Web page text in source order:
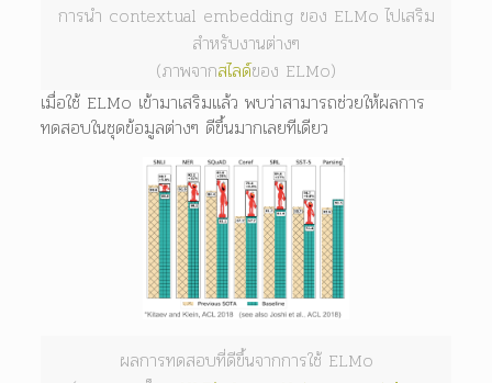
การนำ contextual embedding ของ ELMo ไปเสริม
สำหรับงานต่างๆ
(ภาพจากสไลด์ของ ELMo)
เมื่อใช้ ELMo เข้ามาเสริมแล้ว พบว่าสามารถช่วยให้ผลการ
ทดสอบในชุดข้อมูลต่างๆ ดีขึ้นมากเลยทีเดียว
ผลการทดสอบที่ดีขึ้นจากการใช้ ELMo